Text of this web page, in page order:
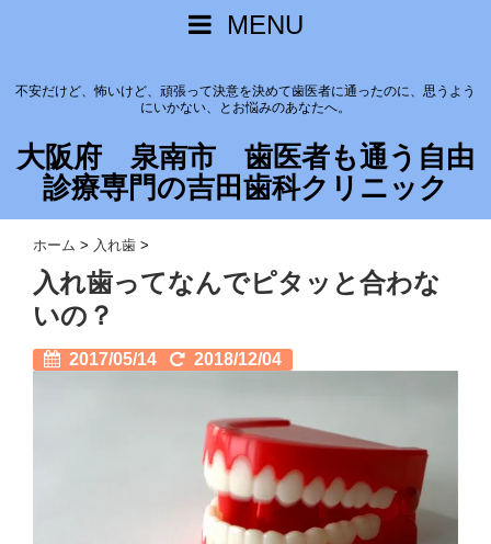
MENU
不安だけど、怖いけど、頑張って決意を決めて歯医者に通ったのに、思うよう
にいかない、とお悩みのあなたへ。
大阪府 泉南市 歯医者も通う自由
診療専門の吉田歯科クリニック
ホーム > 入れ歯 >
入れ歯ってなんでピタッと合わな
いの？
2017/05/14 2018/12/04